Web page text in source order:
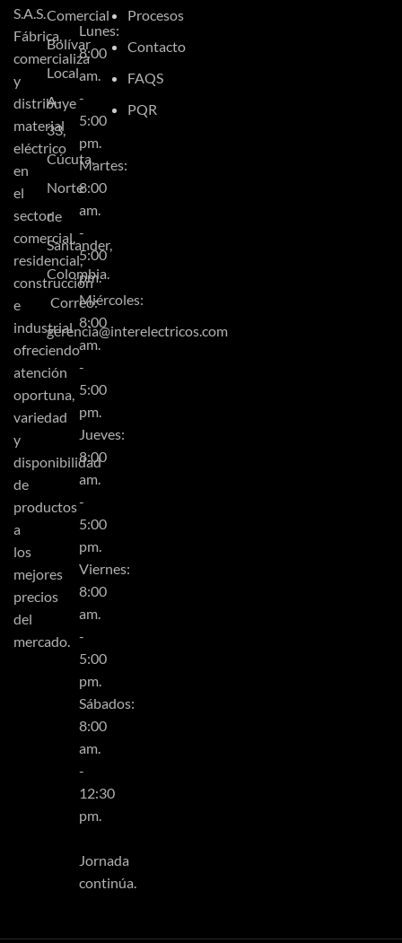
S.A.S.
Fábrica,
comercializa
y
distribuye
material
eléctrico
en
el
sector
comercial,
residencial,
construcción
e
industrial
ofreciendo
atención
oportuna,
variedad
y
disponibilidad
de
productos
a
los
mejores
precios
del
mercado.
Comercial
Bolívar
Local
A-
33,
Cúcuta,
Norte
de
Santander,
Colombia.
Correo:
gerencia@interelectricos.com
Lunes:
8:00
am.
-
5:00
pm.
Martes:
8:00
am.
-
5:00
pm.
Miércoles:
8:00
am.
-
5:00
pm.
Jueves:
8:00
am.
-
5:00
pm.
Viernes:
8:00
am.
-
5:00
pm.
Sábados:
8:00
am.
-
12:30
pm.
Jornada
continúa.
Procesos
Contacto
FAQS
PQR